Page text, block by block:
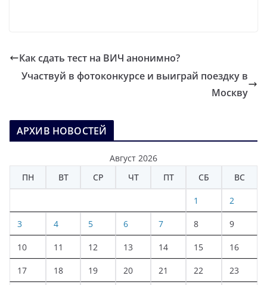
Как сдать тест на ВИЧ анонимно?
Участвуй в фотоконкурсе и выиграй поездку в
Москву
АРХИВ НОВОСТЕЙ
Август 2026
ПН
ВТ СР ЧТ ПТ СБ ВС
1 2
3 4 5 6 7 8 9
10 11 12 13 14 15 16
17 18 19 20 21 22 23